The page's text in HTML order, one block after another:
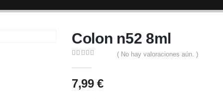
Colon n52 8ml
( No hay valoraciones aún. )
7,99 €